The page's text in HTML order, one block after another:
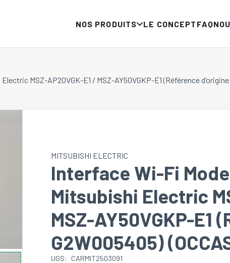
NOS PRODUITS LE CONCEPT FAQ
MSZ-AP20VGK-E1 / MSZ-AY50VGKP-E1 (Référence
MITSUBISHI ELECTRIC
Interface Wi-Fi
Mitsubishi Electric
MSZ-AY50VGKP-E1
G2W005405)
UGS: CARMIT2503091